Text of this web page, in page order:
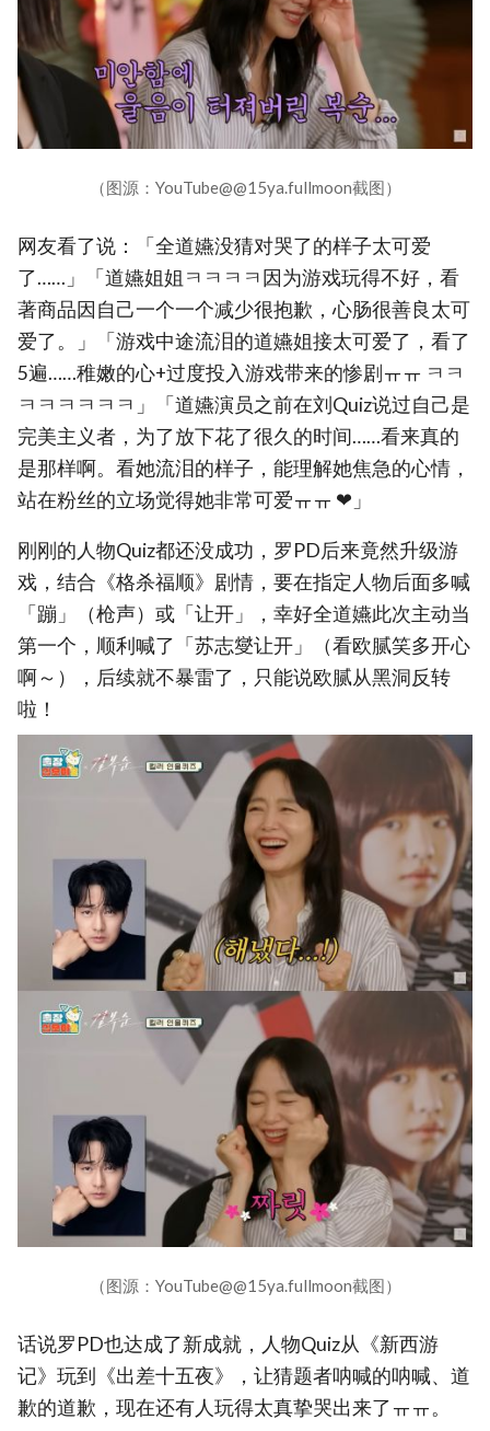
（图源：YouTube@@15ya.fullmoon截图）
网友看了说：「全道嬿没猜对哭了的样子太可爱
了……」「道嬿姐姐ㅋㅋㅋㅋ因为游戏玩得不好，看
著商品因自己一个一个减少很抱歉，心肠很善良太可
爱了。」「游戏中途流泪的道嬿姐接太可爱了，看了
5遍……稚嫩的心+过度投入游戏带来的惨剧ㅠㅠ ㅋㅋ
ㅋㅋㅋㅋㅋㅋ」「道嬿演员之前在刘Quiz说过自己是
完美主义者，为了放下花了很久的时间……看来真的
是那样啊。看她流泪的样子，能理解她焦急的心情，
站在粉丝的立场觉得她非常可爱ㅠㅠ ❤」
刚刚的人物Quiz都还没成功，罗PD后来竟然升级游
戏，结合《格杀福顺》剧情，要在指定人物后面多喊
「蹦」（枪声）或「让开」，幸好全道嬿此次主动当
第一个，顺利喊了「苏志燮让开」（看欧腻笑多开心
啊～），后续就不暴雷了，只能说欧腻从黑洞反转
啦！
（图源：YouTube@@15ya.fullmoon截图）
话说罗PD也达成了新成就，人物Quiz从《新西游
记》玩到《出差十五夜》，让猜题者呐喊的呐喊、道
歉的道歉，现在还有人玩得太真挚哭出来了ㅠㅠ。